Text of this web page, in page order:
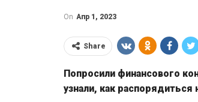
On Апр 1, 2023
Share
Попросили финансового
узнали, как